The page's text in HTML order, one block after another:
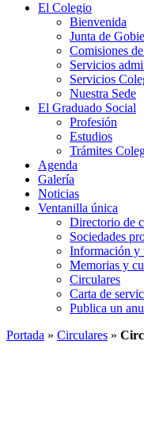
El Colegio
Bienvenida
Junta de
Comisiones
Servicios
Servicios
Nuestra Sede
El Graduado Social
Profesión
Estudios
Trámites
Agenda
Galería
Noticias
Ventanilla única
Directorio de
Sociedades
Información y
Memorias y
Circulares
Carta de
Publica un
Portada » Circulares »